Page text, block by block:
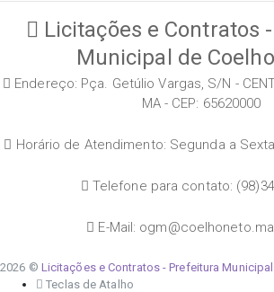
Licitações e Contratos
Municipal de
Endereço: Pça. Getúlio Vargas, S/N -
MA - CEP: 65620000
Horário de Atendimento: Segunda a
Telefone para contato:
E-Mail:
2026 © Licitações e Contratos - Prefeitura
Teclas de Atalho